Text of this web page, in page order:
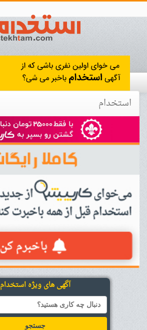
استخدام
آگهی های ویژه استخدام
جستجو